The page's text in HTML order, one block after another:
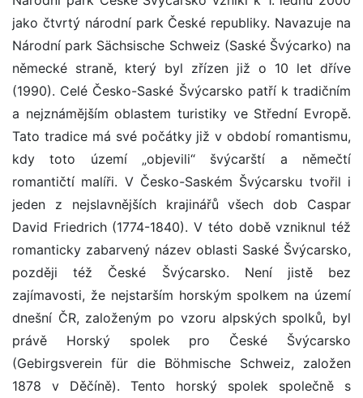
jako čtvrtý národní park České republiky. Navazuje na
Národní park Sächsische Schweiz (Saské Švýcarko) na
německé straně, který byl zřízen již o 10 let dříve
(1990). Celé Česko-Saské Švýcarsko patří k tradičním
a nejznámějším oblastem turistiky ve Střední Evropě.
Tato tradice má své počátky již v období romantismu,
kdy toto území „objevili“ švýcarští a němečtí
romantičtí malíři. V Česko-Saském Švýcarsku tvořil i
jeden z nejslavnějších krajinářů všech dob Caspar
David Friedrich (1774-1840). V této době vzniknul též
romanticky zabarvený název oblasti Saské Švýcarsko,
později též České Švýcarsko. Není jistě bez
zajímavosti, že nejstarším horským spolkem na území
dnešní ČR, založeným po vzoru alpských spolků, byl
právě Horský spolek pro České Švýcarsko
(Gebirgsverein für die Böhmische Schweiz, založen
1878 v Děčíně). Tento horský spolek společně s